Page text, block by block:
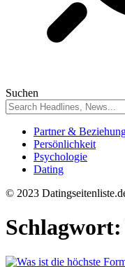
Suchen
Partner &
Persönlichkeit
Psychologie
Dating
© 2023
Schlagwort: